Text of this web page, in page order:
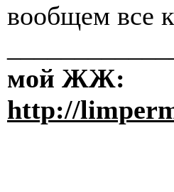
вообщем все
мой ЖЖ:
http://